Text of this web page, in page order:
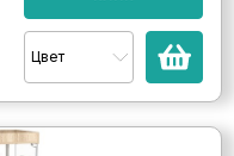
Цвет